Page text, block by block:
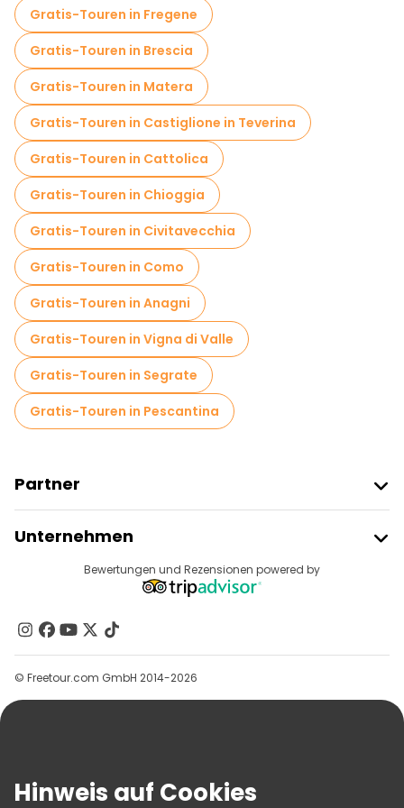
Kostenlose Altstadtbesichtigung in Rom
Führungen für kleine Gruppen in Rom
Markttouren in Rom
Lokale Verkostungstouren in Rom
Weihnachtstouren in Rom
Kostenlose Tagesausflüge in Rom
Kostenlose Nachtwanderungen in Rom
Fahrradtouren in Rom
Kostenlose Führungen in der Nähe Pantheon
Gratis-Touren in Fregene
Gratis-Touren in Brescia
Gratis-Touren in Matera
Gratis-Touren in Castiglione in Teverina
Gratis-Touren in Cattolica
Gratis-Touren in Chioggia
Gratis-Touren in Civitavecchia
Gratis-Touren in Como
Gratis-Touren in Anagni
Gratis-Touren in Vigna di Valle
Gratis-Touren in Segrate
Gratis-Touren in Pescantina
Partner
Anbieter-Anmeldung
Affiliate-Programm
Unternehmen
Reiseziele
Kontakt
Gruppen
Hilfe
AGB Und Rechtliches
Bewertungen und Rezensionen powered by
© Freetour.com GmbH 2014-2026
Hinweis auf Cookies